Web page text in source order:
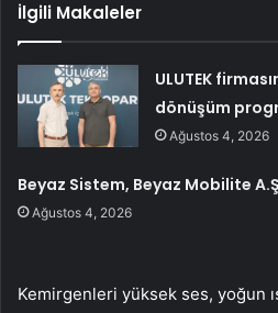
İlgili Makaleler
ULUTEK
dönüşüm
Ağustos 4, 2026
Beyaz Sistem, Beyaz Mobilite
Ağustos 4, 2026
Kemirgenleri yüksek ses, yoğun